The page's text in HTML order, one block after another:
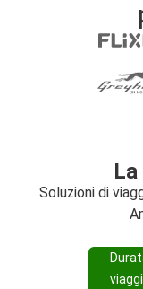
Soluzioni di